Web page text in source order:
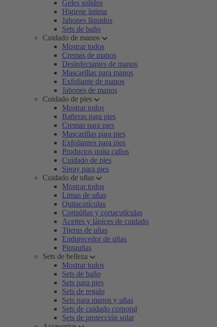
Geles sólidos
Higiene íntima
Jabones líquidos
Sets de baño
Cuidado de manos
Mostrar todos
Cremas de manos
Desinfectantes de manos
Mascarillas para manos
Exfoliante de manos
Jabones de manos
Cuidado de pies
Mostrar todos
Bañeras para pies
Cremas para pies
Mascarillas para pies
Exfoliantes para pies
Productos quita callos
Cuidado de pies
Spray para pies
Cuidado de uñas
Mostrar todos
Limas de uñas
Quitacutículas
Cortaúñas y cortacutículas
Aceites y lápices de cuidado
Tijeras de uñas
Endurecedor de uñas
Pintauñas
Sets de belleza
Mostrar todos
Sets de baño
Sets para pies
Sets de regalo
Sets para manos y uñas
Sets de cuidado corporal
Sets de protección solar